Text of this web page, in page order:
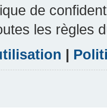
de
les règles
|